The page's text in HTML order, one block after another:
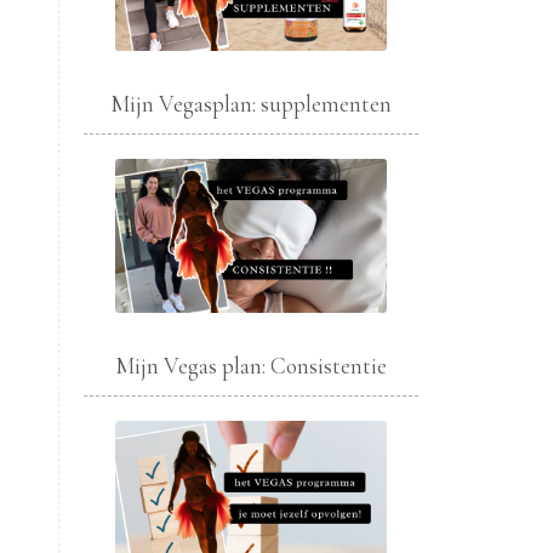
Mijn Vegasplan: supplementen
Mijn Vegas plan: Consistentie